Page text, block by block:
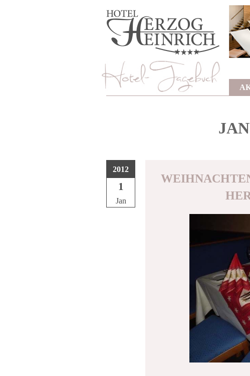
2012
1
Jan